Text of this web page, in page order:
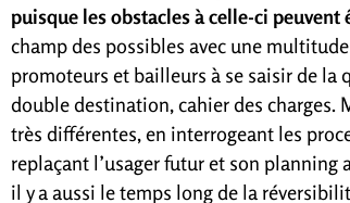
puisque les obstacles à celle-ci peuvent
champ des possibles avec une
promoteurs et bailleurs à se saisir de la
double destination, cahier des charges.
très différentes, en interrogeant les
replaçant l’usager futur et son
il y a aussi le temps long de la